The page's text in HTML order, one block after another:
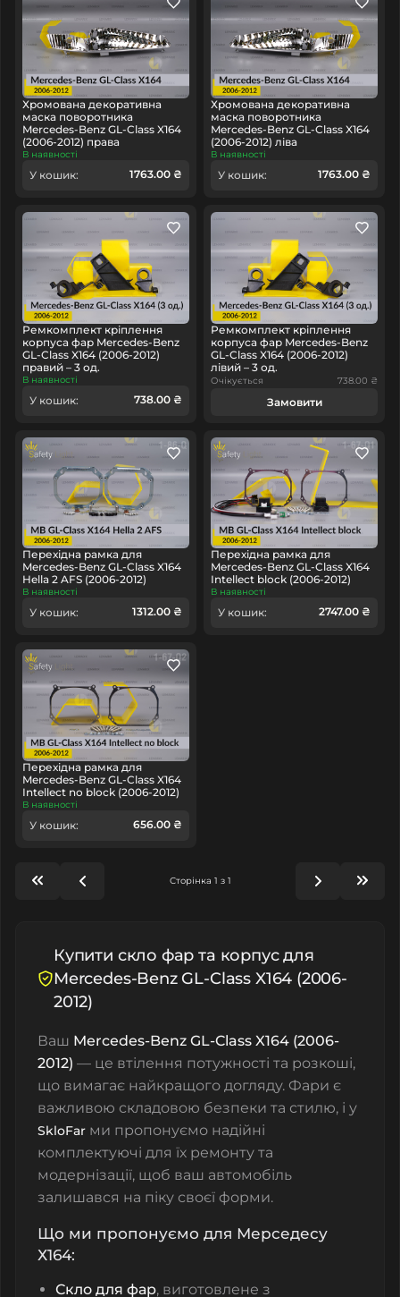
Хромована декоративна
маска поворотника
Mercedes-Benz GL-Class X164
(2006-2012) права
В наявності
У кошик: 1763.00 ₴
Хромована декоративна
маска поворотника
Mercedes-Benz GL-Class X164
(2006-2012) ліва
В наявності
У кошик: 1763.00 ₴
Ремкомплект кріплення
корпуса фар Mercedes-Benz
GL-Class X164 (2006-2012)
правий – 3 од.
В наявності
У кошик: 738.00 ₴
Ремкомплект кріплення
корпуса фар Mercedes-Benz
GL-Class X164 (2006-2012)
лівий – 3 од.
Очікується 738.00 ₴
Замовити
Перехідна рамка для
Mercedes-Benz GL-Class X164
Hella 2 AFS (2006-2012)
В наявності
У кошик: 1312.00 ₴
Перехідна рамка для
Mercedes-Benz GL-Class X164
Intellect block (2006-2012)
В наявності
У кошик: 2747.00 ₴
Перехідна рамка для
Mercedes-Benz GL-Class X164
Intellect no block (2006-2012)
В наявності
У кошик: 656.00 ₴
Сторінка 1 з 1
Купити скло фар та корпус для
Mercedes-Benz GL-Class X164 (2006-
2012)
Ваш Mercedes-Benz GL-Class X164 (2006-
2012) — це втілення потужності та розкоші,
що вимагає найкращого догляду. Фари є
важливою складовою безпеки та стилю, і у
SkloFar ми пропонуємо надійні
комплектуючі для їх ремонту та
модернізації, щоб ваш автомобіль
залишався на піку своєї форми.
Що ми пропонуємо для Мерседесу
Х164:
Скло для фар, виготовлене з